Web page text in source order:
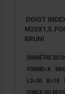
DOIGT
M20X1,5,
BRUNI
DIAMÈTRE DU
FORME=A
L3=30
B=18